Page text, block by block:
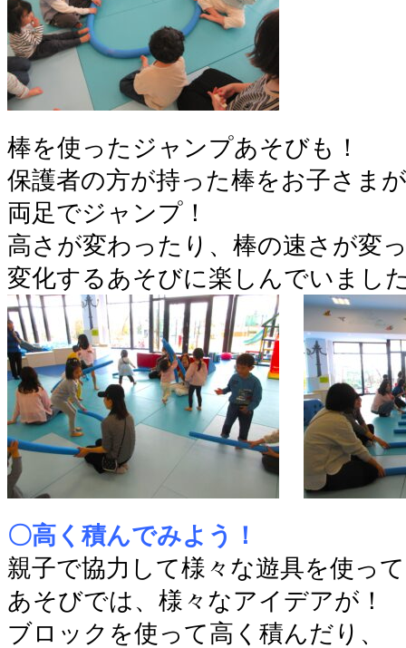
棒を使ったジャンプあそびも！
保護者の方が持った棒をお子さまが
両足でジャンプ！
高さが変わったり、棒の速さが変
変化するあそびに楽しんでいまし
〇高く積んでみよう！
親子で協力して様々な遊具を使っ
あそびでは、様々なアイデアが！
ブロックを使って高く積んだり、